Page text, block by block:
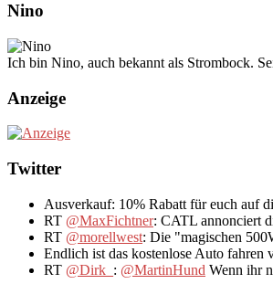
Nino
Ich bin Nino, auch bekannt als Strombock.
Anzeige
Twitter
Ausverkauf: 10% Rabatt für euch auf
RT @MaxFichtner: CATL annonciert
RT @morellwest: Die "magischen
Endlich ist das kostenlose Auto fahren
RT @Dirk_ : @MartinHund Wenn ihr